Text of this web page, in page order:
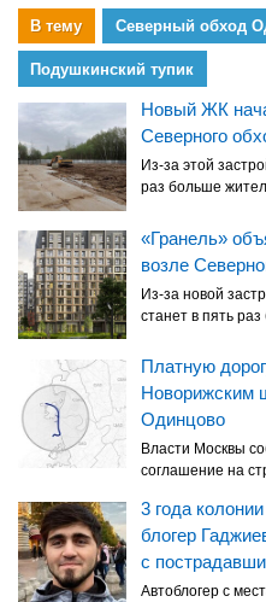
В тему Северный обход
Подушкинский тупик
Новый ЖК
Северного
Из-за этой
раз больше
«Гранель»
возле
Из-за новой
станет в пять раз
Платную
Новорижским
Одинцово
Власти Москвы
соглашение на
3 года
блогер
с
Автоблогер с